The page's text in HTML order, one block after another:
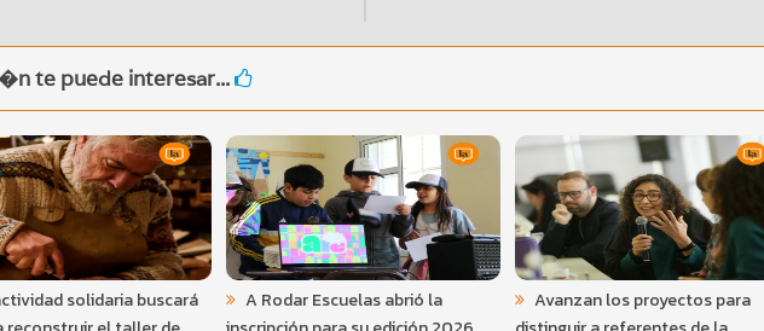
te puede interesar...
solidaria buscará
A Rodar Escuelas abrió la
Avanzan los proyectos para